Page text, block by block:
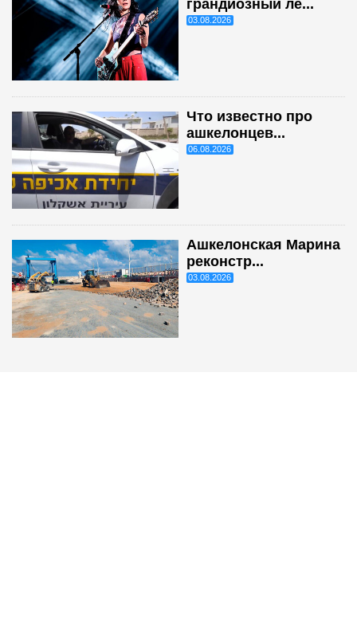
грандиозный ле...
03.08.2026
Что известно про
ашкелонцев...
06.08.2026
Ашкелонская Марина
реконстр...
03.08.2026